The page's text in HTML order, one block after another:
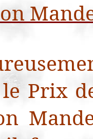
Prix